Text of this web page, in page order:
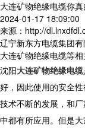
大连矿物绝缘电缆你
2024-01-17 18:09:00
来源：http://
辽宁新东方电缆集团
大连矿物绝缘电缆等
沈阳大连矿物绝缘电缆
好，因此使用的安全
技术不断的发展，和
中都有所应用。但是